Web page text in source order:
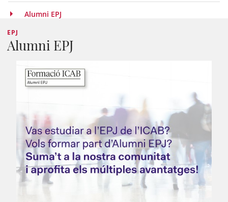
Alumni EPJ
EPJ
Alumni EPJ